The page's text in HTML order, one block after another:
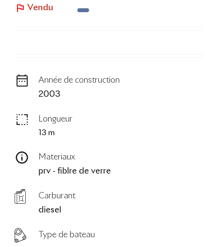
Vendu
Année de construction
2003
Longueur
13 m
Materiaux
prv - fiblre de verre
Carburant
diesel
Type de bateau